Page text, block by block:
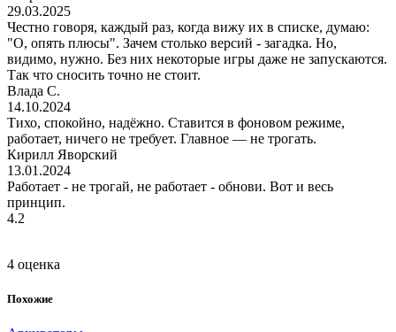
29.03.2025
Честно говоря, каждый раз, когда вижу их в списке, думаю:
"О, опять плюсы". Зачем столько версий - загадка. Но,
видимо, нужно. Без них некоторые игры даже не запускаются.
Так что сносить точно не стоит.
Влада С.
14.10.2024
Тихо, спокойно, надёжно. Ставится в фоновом режиме,
работает, ничего не требует. Главное — не трогать.
Кирилл Яворский
13.01.2024
Работает - не трогай, не работает - обнови. Вот и весь
принцип.
4.2
4 оценка
Похожие